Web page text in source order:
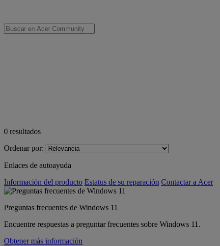
0 resultados
Ordenar por:
Enlaces de autoayuda
Información del producto Estatus de su reparación Contactar a Acer
Preguntas frecuentes de Windows 11
Encuentre respuestas a preguntar frecuentes sobre Windows 11.
Obtener más información